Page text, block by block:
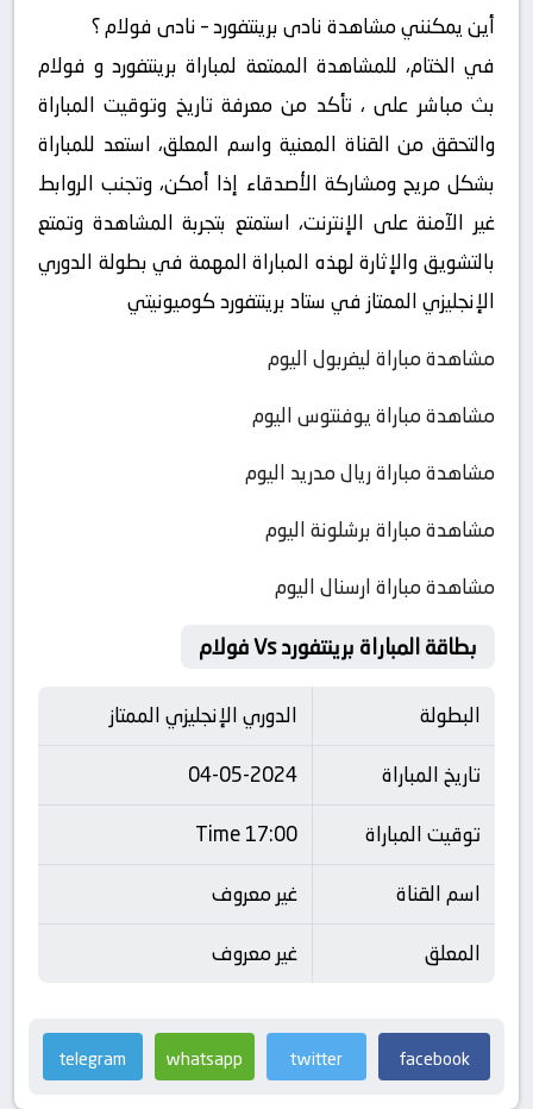
أين يمكنني مشاهدة ‎نادى برينتفورد – نادى فولام ؟
في الختام، للمشاهدة الممتعة لمباراة برينتفورد و فولام
بث مباشر على ، تأكد من معرفة تاريخ وتوقيت المباراة
والتحقق من القناة المعنية واسم المعلق، استعد للمباراة
بشكل مريح ومشاركة الأصدقاء إذا أمكن، وتجنب الروابط
غير الآمنة على الإنترنت، استمتع بتجربة المشاهدة وتمتع
بالتشويق والإثارة لهذه المباراة المهمة في بطولة الدوري
الإنجليزي الممتاز في ستاد برينتفورد كوميونيتي
مشاهدة مباراة ليفربول اليوم
مشاهدة مباراة يوفنتوس اليوم
مشاهدة مباراة ريال مدريد اليوم
مشاهدة مباراة برشلونة اليوم
مشاهدة مباراة ارسنال اليوم
بطاقة المباراة برينتفورد Vs فولام
البطولة
الدوري الإنجليزي الممتاز
تاريخ المباراة
04-05-2024
توقيت المباراة
17:00 Time
اسم القناة
غير معروف
المعلق
غير معروف
facebook
twitter
whatsapp
telegram